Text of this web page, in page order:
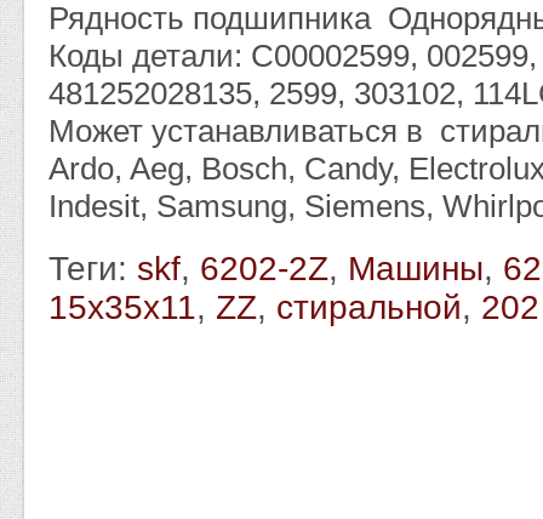
Рядность подшипника
Коды детали: C00002599,
481252028135, 2599, 303102,
Может устанавливаться в
Ardo, Aeg, Bosch, Candy,
Indesit, Samsung, Siemens,
Теги: skf, 6202-2Z, Машины,
15x35x11, ZZ, стиральной, 202